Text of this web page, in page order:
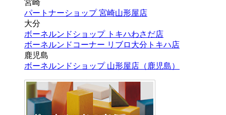
宮崎
パートナーショップ 宮崎山形屋店
大分
ボーネルンドショップ トキハわさだ店
ボーネルンドコーナー リブロ大分トキハ店
鹿児島
ボーネルンドショップ 山形屋店（鹿児島）